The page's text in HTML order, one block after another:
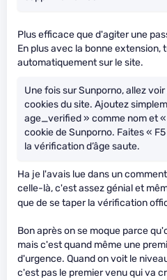
Plus efficace que d'agiter une
En plus avec la bonne extension,
automatiquement sur le site.
Une fois sur Sunporno, allez
cookies du site. Ajoutez
age_verified » comme nom et
cookie de Sunporno. Faites «
la vérification d’âge saute.
Ha je l'avais lue dans un
celle-là, c'est assez génial et
que de se taper la vérification
Bon après on se moque parce
mais c'est quand même une
d'urgence. Quand on voit le
c'est pas le premier venu qui va